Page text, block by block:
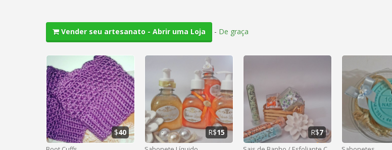
Vender seu artesanato - Abrir uma Loja - De graça
$40 R$15 R$7